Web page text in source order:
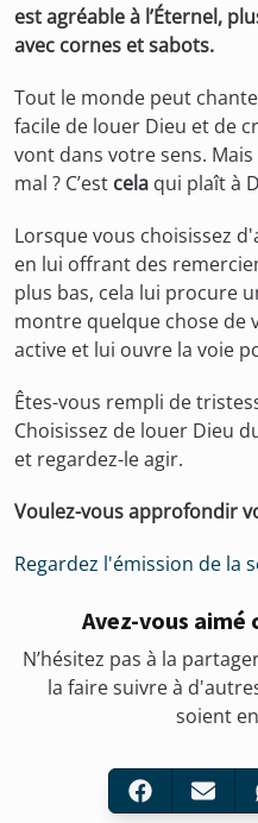
est agréable à l’Éternel,
avec cornes et sabots.
Tout le monde peut
facile de louer Dieu et de
vont dans votre sens.
mal ? C’est cela qui plaît à
Lorsque vous choisissez
en lui offrant des
plus bas, cela lui procure
montre quelque chose de
active et lui ouvre la voie
Êtes-vous rempli de
Choisissez de louer Dieu
et regardez-le agir.
Voulez-vous approfondir
Regardez l'émission de la
Avez-vous
N’hésitez pas à la
la faire suivre à
soient